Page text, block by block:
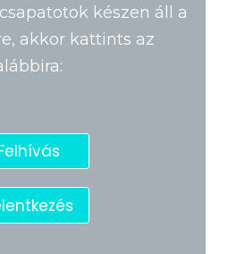
készen áll a
akkor kattints az